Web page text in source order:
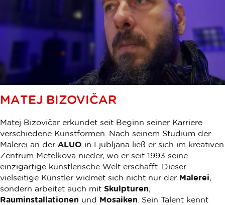
MATEJ BIZOVIČAR
Matej Bizovičar erkundet seit Beginn seiner Karriere
verschiedene Kunstformen. Nach seinem Studium der
Malerei an der ALUO in Ljubljana ließ er sich im kreativen
Zentrum Metelkova nieder, wo er seit 1993 seine
einzigartige künstlerische Welt erschafft. Dieser
vielseitige Künstler widmet sich nicht nur der Malerei,
sondern arbeitet auch mit Skulpturen,
Rauminstallationen und Mosaiken . Sein Talent kennt